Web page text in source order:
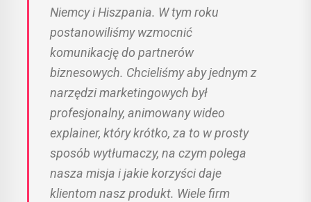
Niemcy i Hiszpania. W tym roku
postanowiliśmy wzmocnić
komunikację do partnerów
biznesowych. Chcieliśmy aby jednym z
narzędzi marketingowych był
profesjonalny, animowany wideo
explainer, który krótko, za to w prosty
sposób wytłumaczy, na czym polega
nasza misja i jakie korzyści daje
klientom nasz produkt. Wiele firm